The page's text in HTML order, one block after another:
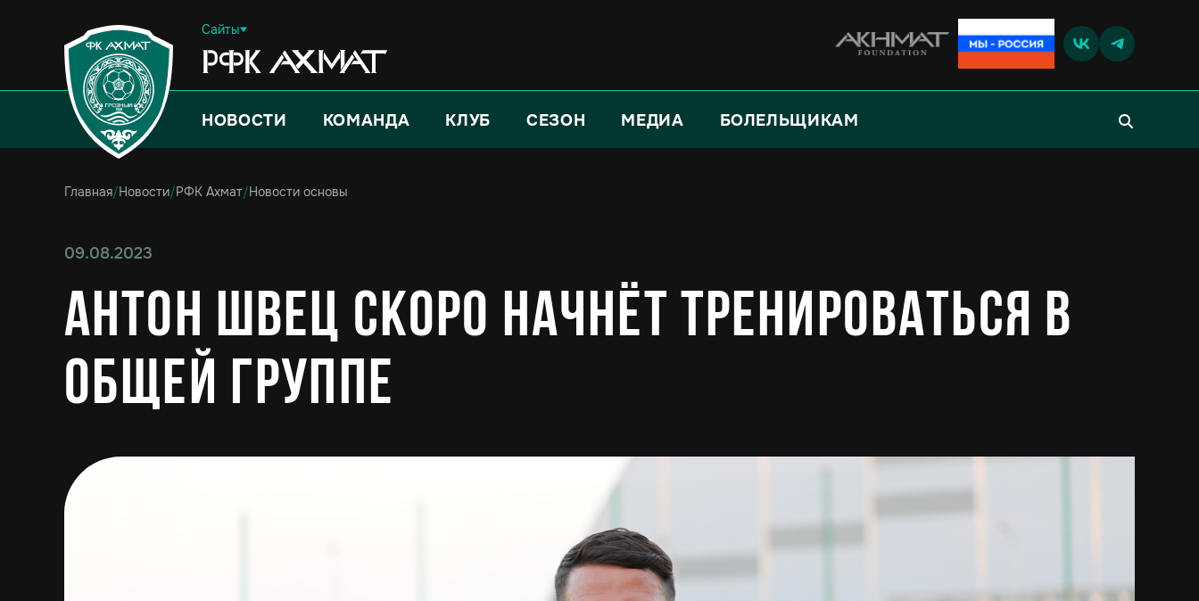
Сайты
НОВОСТИ КОМАНДА КЛУБ СЕЗОН МЕДИА БОЛЕЛЬЩИКАМ
Главная/Новости/РФК Ахмат/Новости основы
09.08.2023
Антон Швец скоро начнёт тренироваться в
общей группе